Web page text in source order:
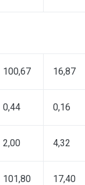
100,67 16,87
0,44 0,16
2,00 4,32
101,80 17,40